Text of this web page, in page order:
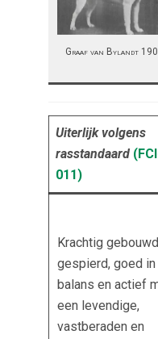
Graaf van Bylandt
Uiterlijk volgens
rasstandaard
011)
Krachtig
gespierd, goed in
balans en actief
een levendige,
vastberaden en